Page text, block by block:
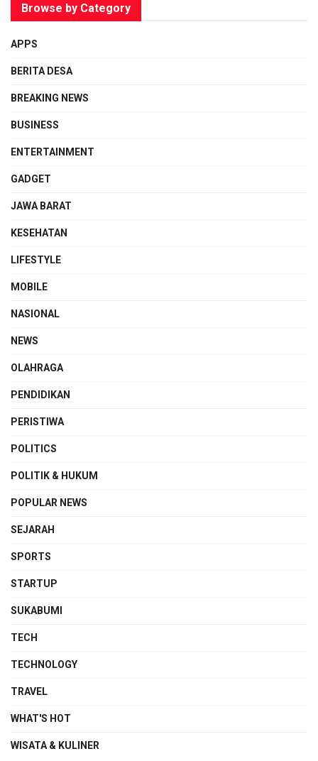
Browse by Category
APPS
BERITA DESA
BREAKING NEWS
BUSINESS
ENTERTAINMENT
GADGET
JAWA BARAT
KESEHATAN
LIFESTYLE
MOBILE
NASIONAL
NEWS
OLAHRAGA
PENDIDIKAN
PERISTIWA
POLITICS
POLITIK & HUKUM
POPULAR NEWS
SEJARAH
SPORTS
STARTUP
SUKABUMI
TECH
TECHNOLOGY
TRAVEL
WHAT'S HOT
WISATA & KULINER